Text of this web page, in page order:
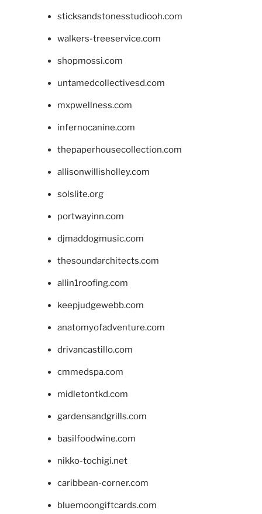
sticksandstonesstudiooh.com
walkers-treeservice.com
shopmossi.com
untamedcollectivesd.com
mxpwellness.com
infernocanine.com
thepaperhousecollection.com
allisonwillisholley.com
solslite.org
portwayinn.com
djmaddogmusic.com
thesoundarchitects.com
allin1roofing.com
keepjudgewebb.com
anatomyofadventure.com
drivancastillo.com
cmmedspa.com
midletontkd.com
gardensandgrills.com
basilfoodwine.com
nikko-tochigi.net
caribbean-corner.com
bluemoongiftcards.com